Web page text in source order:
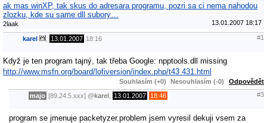
ak mas winXP, tak skus do adresara programu, pozri sa ci nema nahodou
zlozku, kde su same dll subory…
2laak 13.01.2007 18:17
karel 13.01.2007 18:16 #1
Když je ten program tajný, tak třeba Google: npptools.dll missing
http://www.msfn.org/board/lofiversion/index.php/t43 431.html
Souhlasím (+0) Nesouhlasím (-0) Odpovědět
majo [89.24.5.xxx] @karel 13.01.2007 18:46 #3
program se jmenuje packetyzer.problem jsem vyresil dekuji vsem za